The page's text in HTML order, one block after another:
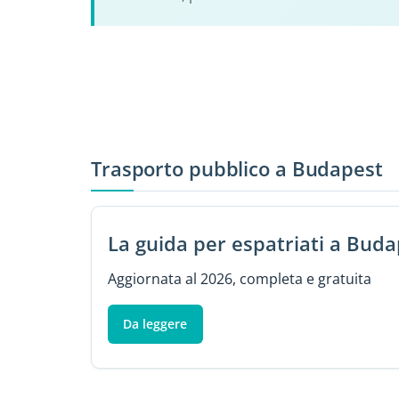
Trasporto pubblico a Budapest
La guida per espatriati a
Aggiornata al 2026, completa e gratuita
Da leggere